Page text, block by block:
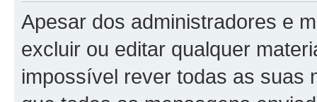
Apesar dos administradores e
excluir ou editar qualquer
impossível rever todas as suas